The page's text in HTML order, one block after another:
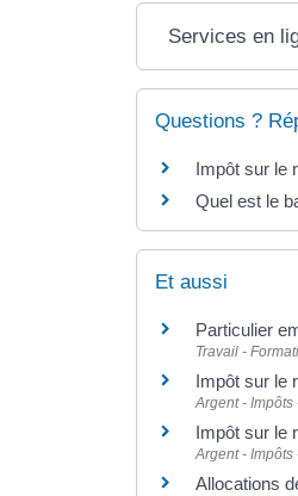
Services en
Questions ?
Impôt sur le
Quel est le
Et aussi
Particulier
Travail -
Impôt sur le
Argent -
Impôt sur le
Argent -
Allocations